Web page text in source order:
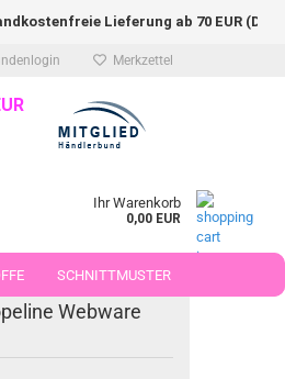
Merkzettel
Lieferung ab 70 EUR
Ihr Warenkorb
0,00 EUR
SCHNITTMUSTER
Webware